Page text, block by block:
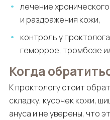
лечение
и раздражения кожи,
контроль у
геморрое, тромбозе
Когда
К проктологу стоит
складку, кусочек кожи,
ануса и не уверены, что